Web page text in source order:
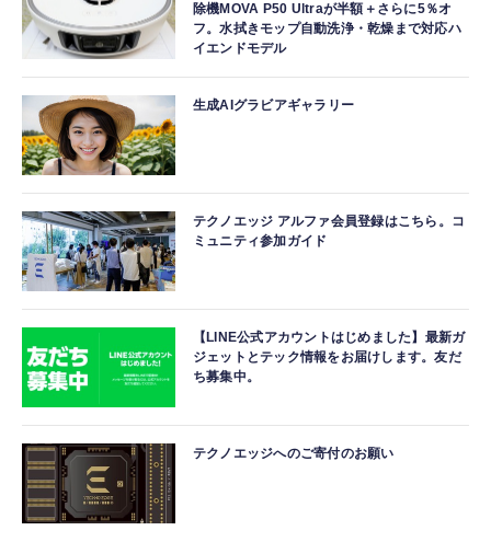
除機MOVA P50 Ultraが半額＋さらに5％オ
フ。水拭きモップ自動洗浄・乾燥まで対応ハ
イエンドモデル
生成AIグラビアギャラリー
テクノエッジ アルファ会員登録はこちら。コ
ミュニティ参加ガイド
【LINE公式アカウントはじめました】最新ガ
ジェットとテック情報をお届けします。友だ
ち募集中。
テクノエッジへのご寄付のお願い